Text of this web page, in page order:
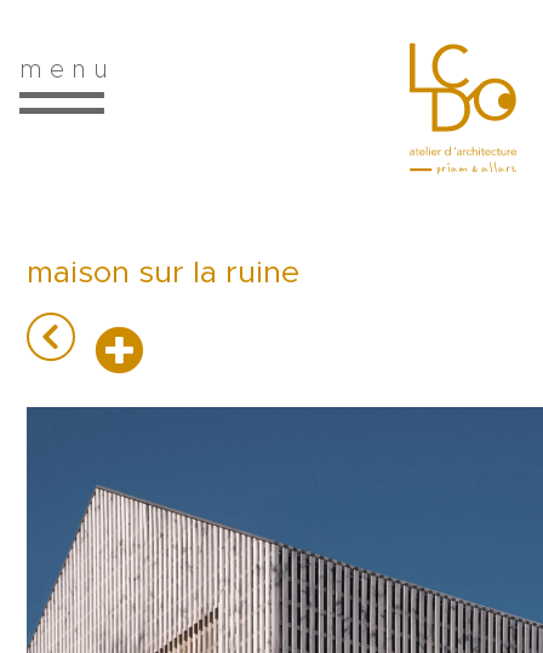
m e n u
maison sur la ruine